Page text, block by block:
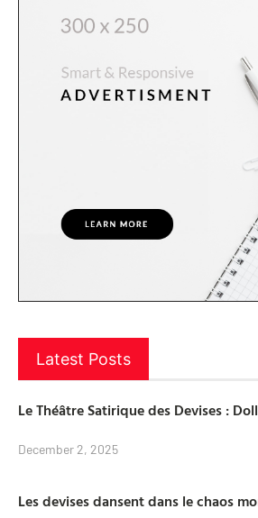
Latest Posts
Le Théâtre Satirique des Devises :
December 2, 2025
Les devises dansent dans le chaos